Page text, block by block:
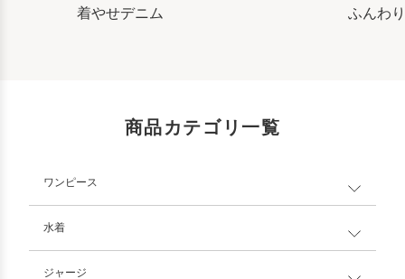
着やせデニム ふんわ
商品カテゴリ一覧
ワンピース
水着
ジャージ